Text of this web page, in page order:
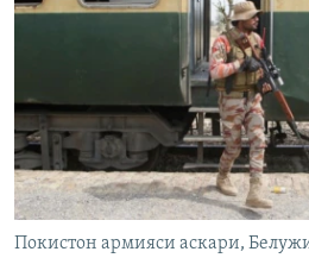
Покистон армияси аскари,